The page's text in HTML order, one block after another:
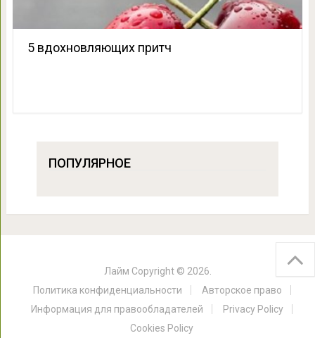
5 вдохновляющих притч
ПОПУЛЯРНОЕ
Лайм Copyright © 2026.
Политика конфиденциальности
Авторское право
Информация для правообладателей
Privacy Policy
Cookies Policy